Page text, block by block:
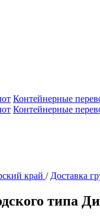
Контейнерные
Контейнерные
край / Доставка
типа